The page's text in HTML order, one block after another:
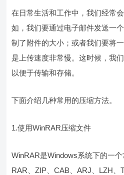
在日常生活和工作中，我们经常
如，我们要通过电子邮件发送一
制了附件的大小；或者我们要将
是上传速度非常慢。这时候，我
以便于传输和存储。
下面介绍几种常用的压缩方法。
1.使用WinRAR压缩文件
WinRAR是Windows系统下的一
RAR、ZIP、CAB、ARJ、LZH、